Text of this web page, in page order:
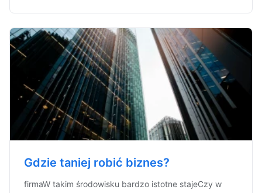
Gdzie taniej robić biznes?
firmaW takim środowisku bardzo istotne stajeCzy w